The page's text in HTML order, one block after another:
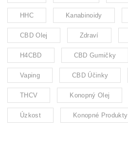
HHC Kanabinoidy
CBD Olej Zdraví
H4CBD CBD Gumičky
Vaping CBD Účinky
THCV Konopný Olej
Úzkost Konopné Produkty